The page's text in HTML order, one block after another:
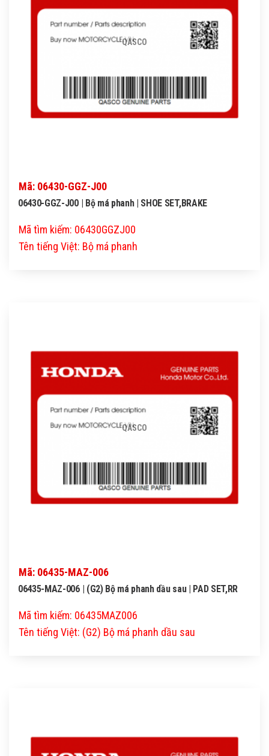
QASCO
Mã: 06430-GGZ-J00
06430-GGZ-J00 | Bộ má phanh | SHOE SET,BRAKE
Mã tìm kiếm: 06430GGZJ00
Tên tiếng Việt: Bộ má phanh
QASCO
Mã: 06435-MAZ-006
06435-MAZ-006 | (G2) Bộ má phanh dầu sau | PAD SET,RR
Mã tìm kiếm: 06435MAZ006
Tên tiếng Việt: (G2) Bộ má phanh dầu sau